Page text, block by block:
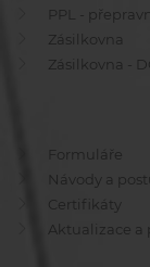
PPL -
Zásilkovna
Zásilkovna -
Formuláře
Návody a
Certifikáty
Aktualizace a